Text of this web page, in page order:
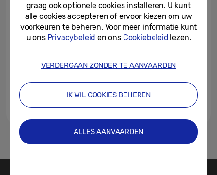
graag ook optionele cookies installeren. U kunt
alle cookies accepteren of ervoor kiezen om uw
voorkeuren te beheren. Voor meer informatie kunt
u ons Privacybeleid en ons Cookiebeleid lezen.
VERDERGAAN ZONDER TE AANVAARDEN
IK WIL COOKIES BEHEREN
ALLES AANVAARDEN